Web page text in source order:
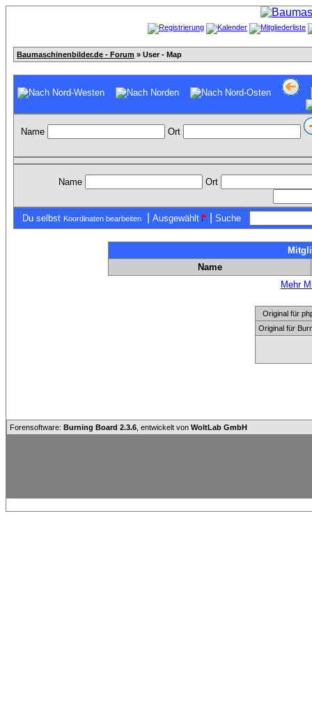
Baumaschinenbilder.de - Forum » User - Map
Name Ort
Name Ort
Du selbst Koordinaten bearbeiten Ausgewählt | Suche
Name
Mehr
Original für
Original für
Forensoftware: Burning Board 2.3.6 , entwickelt von WoltLab GmbH